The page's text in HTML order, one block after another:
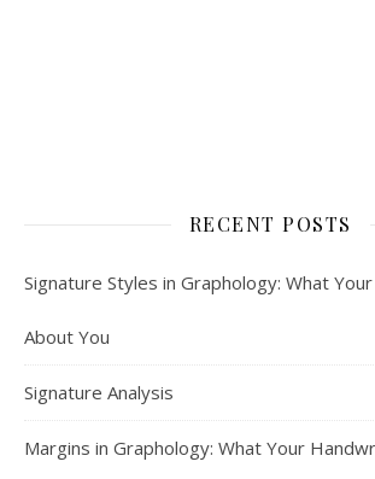
RECENT POSTS
Signature Styles in Graphology: What
About You
Signature Analysis
Margins in Graphology: What Your